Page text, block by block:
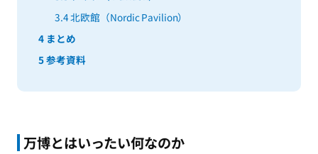
3.4北欧館（Nordic Pavilion）
4まとめ
5参考資料
万博とはいったい何なのか